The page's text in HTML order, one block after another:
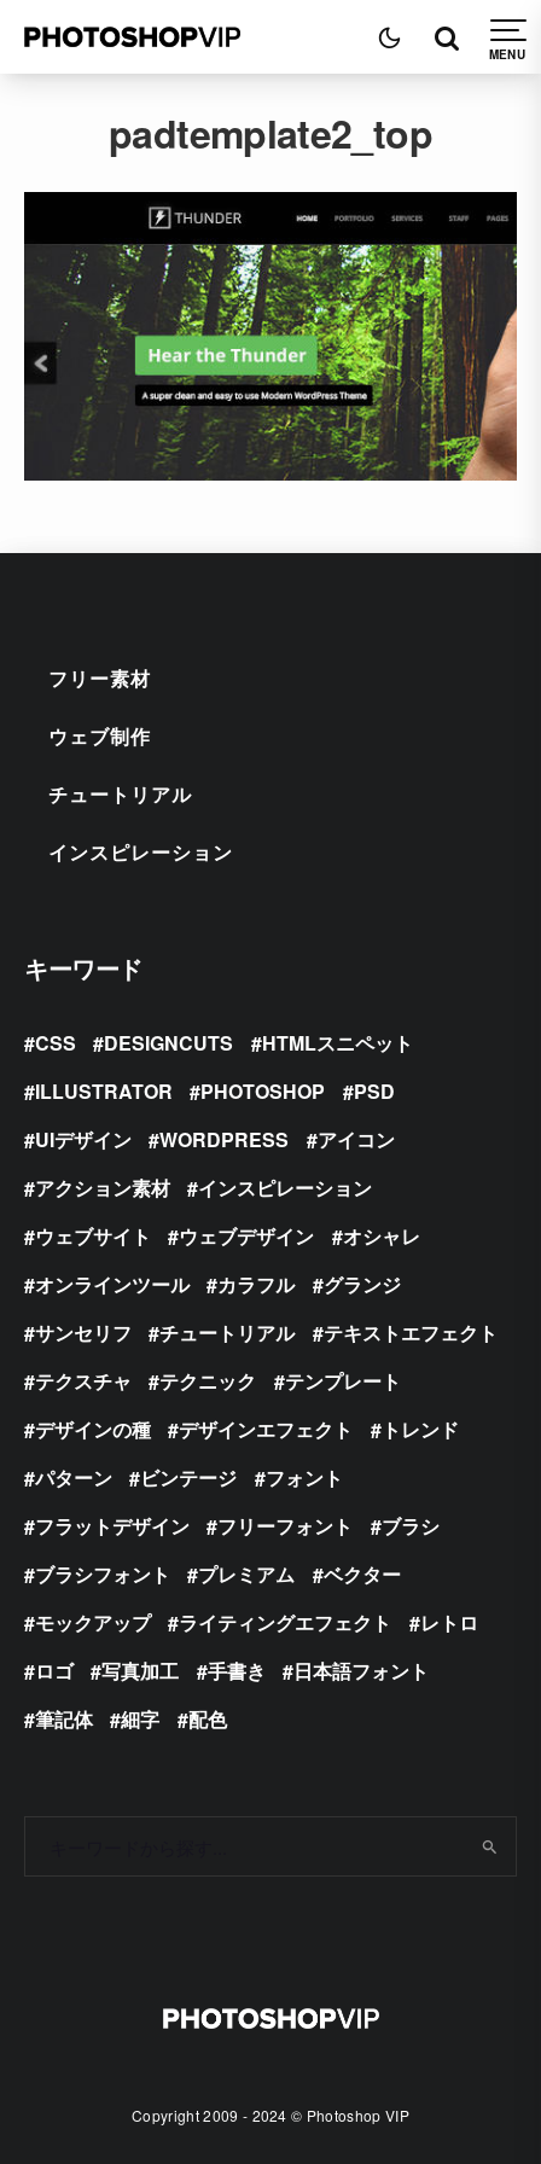
padtemplate2_top
フリー素材
ウェブ制作
チュートリアル
インスピレーション
キーワード
CSS DESIGNCUTS
HTMLスニペット
ILLUSTRATOR
PHOTOSHOP
PSD
UIデザイン
WORDPRESS
アイコン
アクション素材
インスピレーション
ウェブサイト
ウェブデザイン
オシャレ
オンラインツール
カラフル
グランジ
サンセリフ
チュートリアル
テキストエフェクト
テクスチャ
テクニック
テンプレート
デザインの種
デザインエフェクト
トレンド
パターン
ビンテージ
フォント
フラットデザイン
フリーフォント
ブラシ
ブラシフォント
プレミアム
ベクター
モックアップ
ライティングエフェクト
レトロ
ロゴ
写真加工 手書き
日本語フォント
筆記体
細字 配色
Copyright 2009 - 2024 © Photoshop VIP